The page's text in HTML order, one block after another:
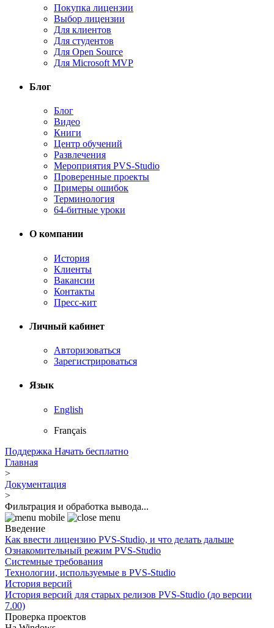
Покупка лицензии
Выбор лицензии
Для клиентов
Для студентов
Для Open Source
Для Microsoft MVP
Блог
Блог
Видео
Книги
Центр обучений
Развлечения
Мероприятия PVS-Studio
Проверенные проекты
Примеры ошибок
Терминология
64-битные уроки
О компании
История
Клиенты
Вакансии
Контакты
Пресс-кит
Личный кабинет
Авторизоваться
Зарегистрироваться
Язык
English
Français
Поддержка Начать бесплатно
Главная
>
Документация
>
Фильтрация и обработка вывода...
Введение
Как ввести лицензию PVS-Studio, и что делать дальше
Ознакомительный режим PVS-Studio
Системные требования
Технологии, используемые в PVS-Studio
История версий
История версий для старых релизов PVS-Studio (до версии
7.00)
Проверка проектов